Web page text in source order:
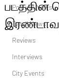
Political News
Tamil News
Reviews
Interviews
City Events
படத்தின்